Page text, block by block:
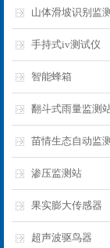
山体滑坡识别监测
手持式iv测试仪
智能蜂箱
翻斗式雨量监测
苗情生态自动监
渗压监测站
果实膨大传感器
超声波驱鸟器